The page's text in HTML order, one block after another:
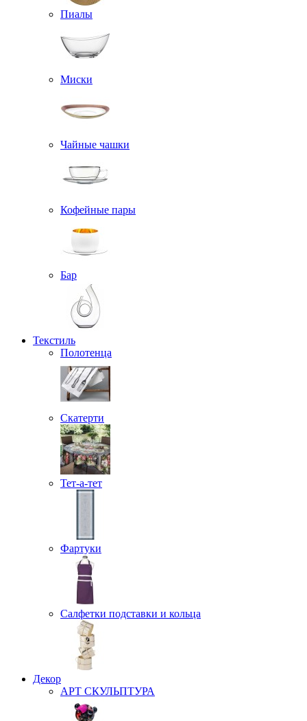
Пиалы
Миски
Чайные чашки
Кофейные пары
Бар
Текстиль
Полотенца
Скатерти
Тет-а-тет
Фартуки
Салфетки подставки и кольца
Декор
АРТ СКУЛЬПТУРА